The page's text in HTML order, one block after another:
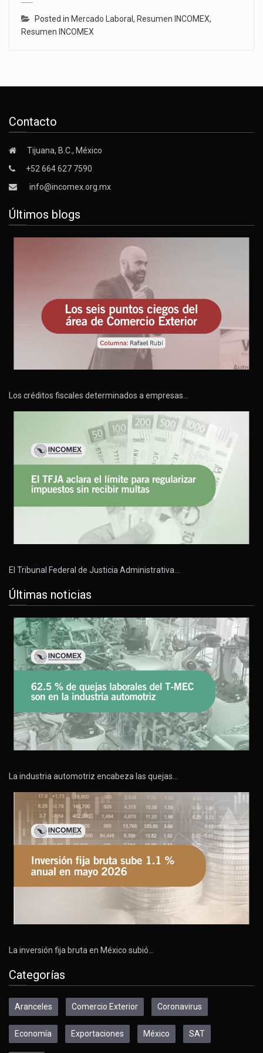
Posted in Mercado Laboral, Resumen INCOMEX,
Resumen INCOMEX
Contacto
Tijuana, B.C., México
+52 664 627 7590
info@incomex.org.mx
Últimos blogs
Los créditos fiscales determinados a empresas…
El Tribunal Federal de Justicia Administrativa…
Últimas noticias
La industria automotriz encabeza las quejas…
La inversión fija bruta en México subió…
Categorías
Aranceles Comercio Exterior Coronavirus
Economía Exportaciones México SAT